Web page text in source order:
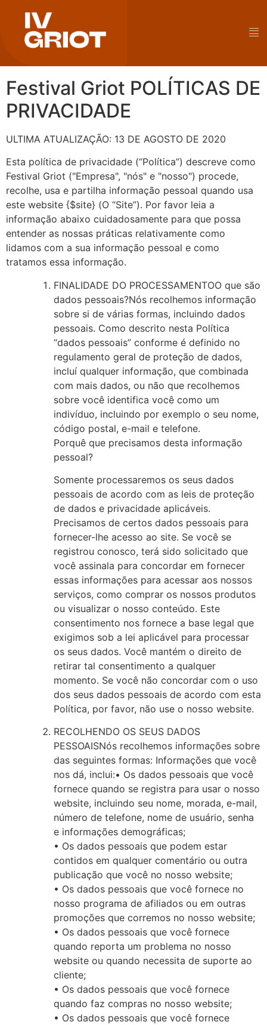
Festival Griot POLÍTICAS DE
PRIVACIDADE
ULTIMA ATUALIZAÇÃO: 13 DE AGOSTO DE 2020
Esta política de privacidade (“Política”) descreve como
Festival Griot ("Empresa", "nós" e "nosso") procede,
recolhe, usa e partilha informação pessoal quando usa
este website {$site} (O “Site”). Por favor leia a
informação abaixo cuidadosamente para que possa
entender as nossas práticas relativamente como
lidamos com a sua informação pessoal e como
tratamos essa informação.
FINALIDADE DO PROCESSAMENTOO que são
dados pessoais?Nós recolhemos informação
sobre si de várias formas, incluindo dados
pessoais. Como descrito nesta Política
“dados pessoais” conforme é definido no
regulamento geral de proteção de dados,
incluí qualquer informação, que combinada
com mais dados, ou não que recolhemos
sobre você identifica você como um
indivíduo, incluindo por exemplo o seu nome,
código postal, e-mail e telefone.
Porquê que precisamos desta informação
pessoal?
Somente processaremos os seus dados
pessoais de acordo com as leis de proteção
de dados e privacidade aplicáveis.
Precisamos de certos dados pessoais para
fornecer-lhe acesso ao site. Se você se
registrou conosco, terá sido solicitado que
você assinala para concordar em fornecer
essas informações para acessar aos nossos
serviços, como comprar os nossos produtos
ou visualizar o nosso conteúdo. Este
consentimento nos fornece a base legal que
exigimos sob a lei aplicável para processar
os seus dados. Você mantém o direito de
retirar tal consentimento a qualquer
momento. Se você não concordar com o uso
dos seus dados pessoais de acordo com esta
Política, por favor, não use o nosso website.
RECOLHENDO OS SEUS DADOS
PESSOAISNós recolhemos informações sobre
das seguintes formas: Informações que você
nos dá, inclui:• Os dados pessoais que você
fornece quando se registra para usar o nosso
website, incluindo seu nome, morada, e-mail,
número de telefone, nome de usuário, senha
e informações demográficas;
• Os dados pessoais que podem estar
contidos em qualquer comentário ou outra
publicação que você no nosso website;
• Os dados pessoais que você fornece no
nosso programa de afiliados ou em outras
promoções que corremos no nosso website;
• Os dados pessoais que você fornece
quando reporta um problema no nosso
website ou quando necessita de suporte ao
cliente;
• Os dados pessoais que você fornece
quando faz compras no nosso website;
• Os dados pessoais que você fornece